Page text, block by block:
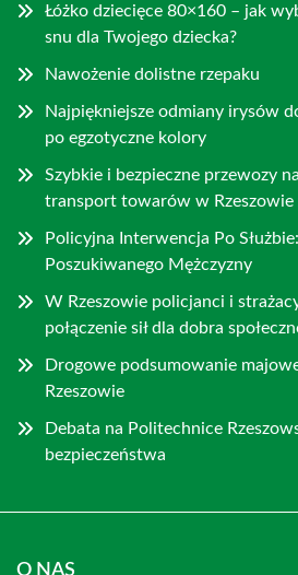
Łóżko dziecięce 80×160 – jak
snu dla Twojego dziecka?
Nawożenie dolistne rzepaku
Najpiękniejsze odmiany irysów
po egzotyczne kolory
Szybkie i bezpieczne przewozy
transport towarów w Rzeszowie
Policyjna Interwencja Po
Poszukiwanego Mężczyzny
W Rzeszowie policjanci i
połączenie sił dla dobra
Drogowe podsumowanie
Rzeszowie
Debata na Politechnice
bezpieczeństwa
O NAS